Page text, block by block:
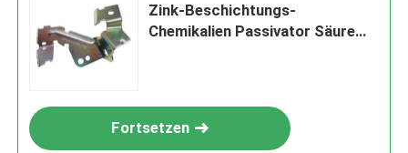
Zink-Beschichtungs-
Chemikalien Passivator Säure
Fortsetzen